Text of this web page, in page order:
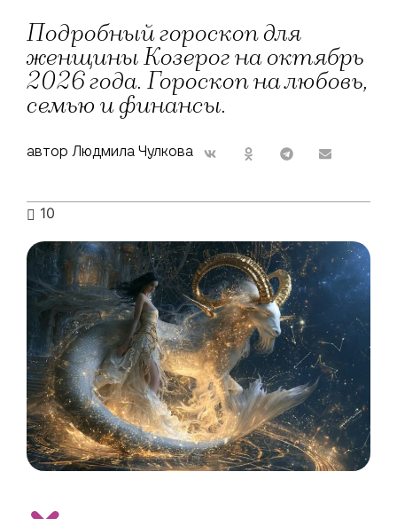
Подробный гороскоп для
женщины Козерог на октябрь
2026 года. Гороскоп на любовь,
семью и финансы.
автор Людмила Чулкова
10